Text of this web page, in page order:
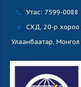
Утас: 7599-0088
СХД, 20-р хороо
Улаанбаатар, Монгол